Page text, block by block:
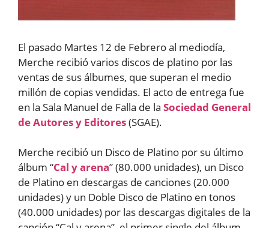
El pasado Martes 12 de Febrero al mediodía,
Merche recibió varios discos de platino por las
ventas de sus álbumes, que superan el medio
millón de copias vendidas. El acto de entrega fue
en la Sala Manuel de Falla de la Sociedad General
de Autores y Editores(SGAE).
Merche recibió un Disco de Platino por su último
álbum “Cal y arena” (80.000 unidades), un Disco
de Platino en descargas de canciones (20.000
unidades) y un Doble Disco de Platino en tonos
(40.000 unidades) por las descargas digitales de la